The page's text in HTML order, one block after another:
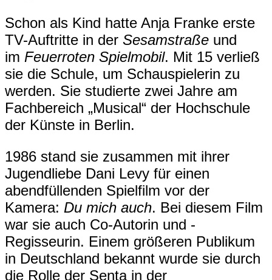
Schon als Kind hatte Anja Franke erste
TV-Auftritte in der Sesamstraße und
im Feuerroten Spielmobil. Mit 15 verließ
sie die Schule, um Schauspielerin zu
werden. Sie studierte zwei Jahre am
Fachbereich „Musical“ der Hochschule
der Künste in Berlin.
1986 stand sie zusammen mit ihrer
Jugendliebe Dani Levy für einen
abendfüllenden Spielfilm vor der
Kamera: Du mich auch. Bei diesem Film
war sie auch Co-Autorin und -
Regisseurin. Einem größeren Publikum
in Deutschland bekannt wurde sie durch
die Rolle der Senta in der